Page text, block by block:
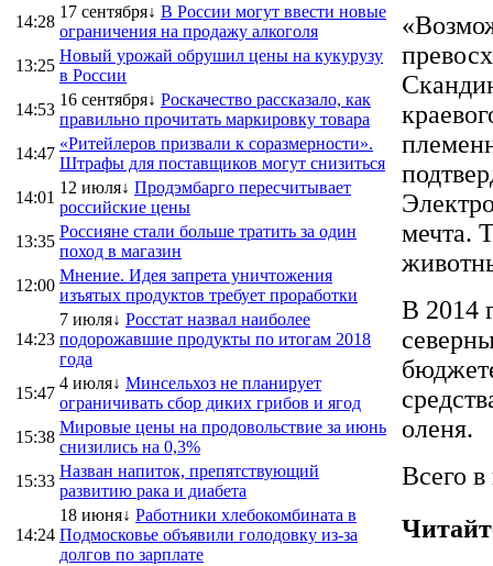
14:28
17 сентября↓ В России могут ввести новые
ограничения на продажу алкоголя
13:25
Новый урожай обрушил цены на кукурузу
в России
14:53
16 сентября↓ Роскачество рассказало, как
правильно прочитать маркировку товара
14:47
«Ритейлеров призвали к соразмерности».
Штрафы для поставщиков могут снизиться
14:01
12 июля↓ Продэмбарго пересчитывает
российские цены
13:35
Россияне стали больше тратить за один
поход в магазин
12:00
Мнение. Идея запрета уничтожения
изъятых продуктов требует проработки
14:23
7 июля↓ Росстат назвал наиболее
подорожавшие продукты по итогам 2018
года
15:47
4 июля↓ Минсельхоз не планирует
ограничивать сбор диких грибов и ягод
15:38
Мировые цены на продовольствие за июнь
снизились на 0,3%
15:33
Назван напиток, препятствующий
развитию рака и диабета
14:24
18 июня↓ Работники хлебокомбината в
Подмосковье объявили голодовку из-за
долгов по зарплате
мечта.
В 2014
оленя.
Всего в